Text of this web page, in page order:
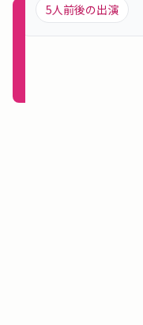
新規
登録
5人前後の出演